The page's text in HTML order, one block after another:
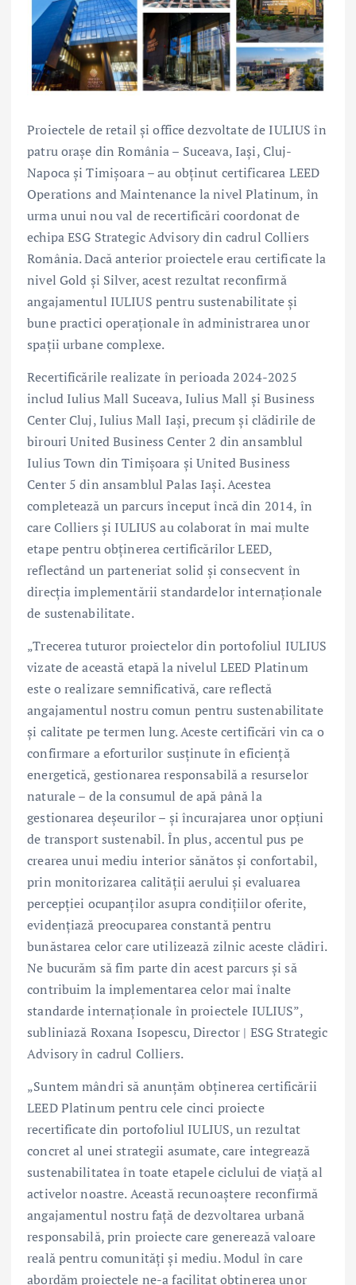
Proiectele de retail și office dezvoltate de IULIUS în
patru orașe din România – Suceava, Iași, Cluj-
Napoca și Timișoara – au obținut certificarea LEED
Operations and Maintenance la nivel Platinum, în
urma unui nou val de recertificări coordonat de
echipa ESG Strategic Advisory din cadrul Colliers
România. Dacă anterior proiectele erau certificate la
nivel Gold și Silver, acest rezultat reconfirmă
angajamentul IULIUS pentru sustenabilitate și
bune practici operaționale în administrarea unor
spații urbane complexe.
Recertificările realizate în perioada 2024-2025
includ Iulius Mall Suceava, Iulius Mall și Business
Center Cluj, Iulius Mall Iași, precum și clădirile de
birouri United Business Center 2 din ansamblul
Iulius Town din Timișoara și United Business
Center 5 din ansamblul Palas Iași. Acestea
completează un parcurs început încă din 2014, în
care Colliers și IULIUS au colaborat în mai multe
etape pentru obținerea certificărilor LEED,
reflectând un parteneriat solid și consecvent în
direcția implementării standardelor internaționale
de sustenabilitate.
„Trecerea tuturor proiectelor din portofoliul IULIUS
vizate de această etapă la nivelul LEED Platinum
este o realizare semnificativă, care reflectă
angajamentul nostru comun pentru sustenabilitate
și calitate pe termen lung. Aceste certificări vin ca o
confirmare a eforturilor susținute în eficiență
energetică, gestionarea responsabilă a resurselor
naturale – de la consumul de apă până la
gestionarea deșeurilor – și încurajarea unor opțiuni
de transport sustenabil. În plus, accentul pus pe
crearea unui mediu interior sănătos și confortabil,
prin monitorizarea calității aerului și evaluarea
percepției ocupanților asupra condițiilor oferite,
evidențiază preocuparea constantă pentru
bunăstarea celor care utilizează zilnic aceste clădiri.
Ne bucurăm să fim parte din acest parcurs și să
contribuim la implementarea celor mai înalte
standarde internaționale în proiectele IULIUS”,
subliniază Roxana Isopescu, Director | ESG Strategic
Advisory în cadrul Colliers.
„Suntem mândri să anunțăm obținerea certificării
LEED Platinum pentru cele cinci proiecte
recertificate din portofoliul IULIUS, un rezultat
concret al unei strategii asumate, care integrează
sustenabilitatea în toate etapele ciclului de viață al
activelor noastre. Această recunoaștere reconfirmă
angajamentul nostru față de dezvoltarea urbană
responsabilă, prin proiecte care generează valoare
reală pentru comunități și mediu. Modul în care
abordăm proiectele ne-a facilitat obținerea unor